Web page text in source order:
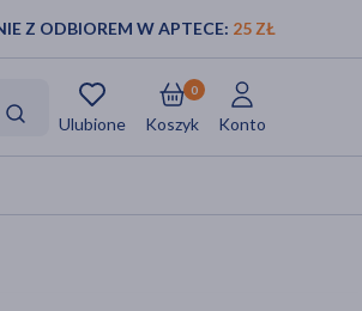
Z ODBIOREM W APTECE: 25 ZŁ
Ulubione Koszyk
0
Konto